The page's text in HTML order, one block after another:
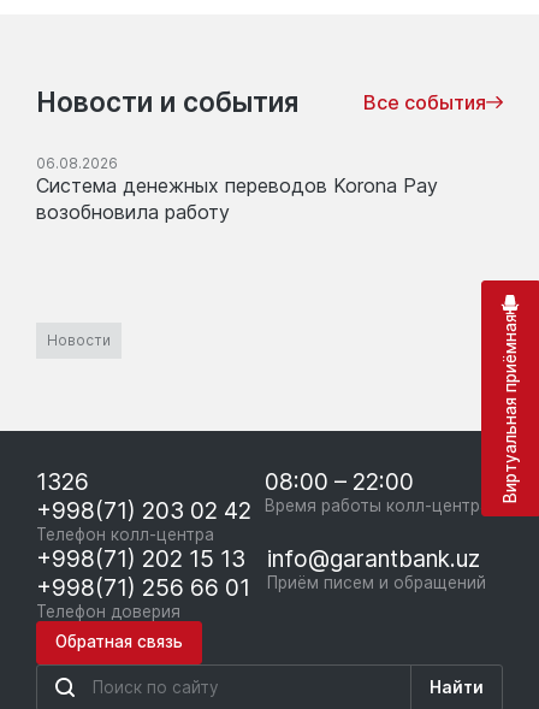
Новости и события Все события
06.08.2026
Система денежных переводов Korona Pay
возобновила работу
Новости
1326
+998(71) 203 02 42
Телефон колл-центра
08:00 – 22:00
Время работы колл-центра
+998(71) 202 15 13
+998(71) 256 66 01
Телефон доверия
info@garantbank.uz
Приём писем и обращений
Обратная связь
Найти
Виртуальная приёмная